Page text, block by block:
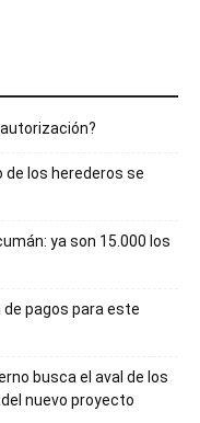
de los herederos se
ya son 15.000 los
de pagos para este
busca el aval de los
nuevo proyecto